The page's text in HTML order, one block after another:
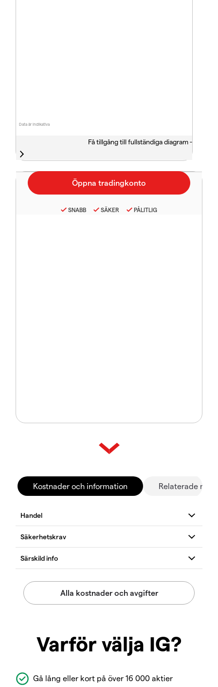
Data är indikativa
Få tillgång till fullständiga diagram -
SNABB SÄKER PÅLITLIG
Kostnader och information Relaterade
Varför välja IG?
Gå lång eller kort på över 16 000 aktier